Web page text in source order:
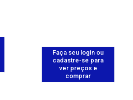
Faça seu login ou
cadastre-se para
ver preços e
comprar